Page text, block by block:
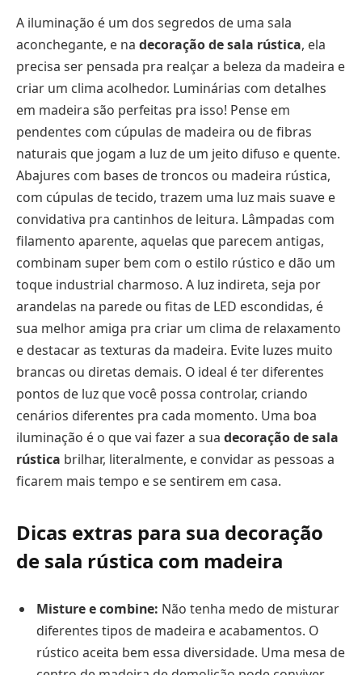
A iluminação é um dos segredos de uma sala
aconchegante, e na decoração de sala rústica, ela
precisa ser pensada pra realçar a beleza da madeira e
criar um clima acolhedor. Luminárias com detalhes
em madeira são perfeitas pra isso! Pense em
pendentes com cúpulas de madeira ou de fibras
naturais que jogam a luz de um jeito difuso e quente.
Abajures com bases de troncos ou madeira rústica,
com cúpulas de tecido, trazem uma luz mais suave e
convidativa pra cantinhos de leitura. Lâmpadas com
filamento aparente, aquelas que parecem antigas,
combinam super bem com o estilo rústico e dão um
toque industrial charmoso. A luz indireta, seja por
arandelas na parede ou fitas de LED escondidas, é
sua melhor amiga pra criar um clima de relaxamento
e destacar as texturas da madeira. Evite luzes muito
brancas ou diretas demais. O ideal é ter diferentes
pontos de luz que você possa controlar, criando
cenários diferentes pra cada momento. Uma boa
iluminação é o que vai fazer a sua decoração de sala
rústica brilhar, literalmente, e convidar as pessoas a
ficarem mais tempo e se sentirem em casa.
Dicas extras para sua decoração
de sala rústica com madeira
Misture e combine: Não tenha medo de misturar
diferentes tipos de madeira e acabamentos. O
rústico aceita bem essa diversidade. Uma mesa de